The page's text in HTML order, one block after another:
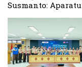
Susmanto:
Hukum